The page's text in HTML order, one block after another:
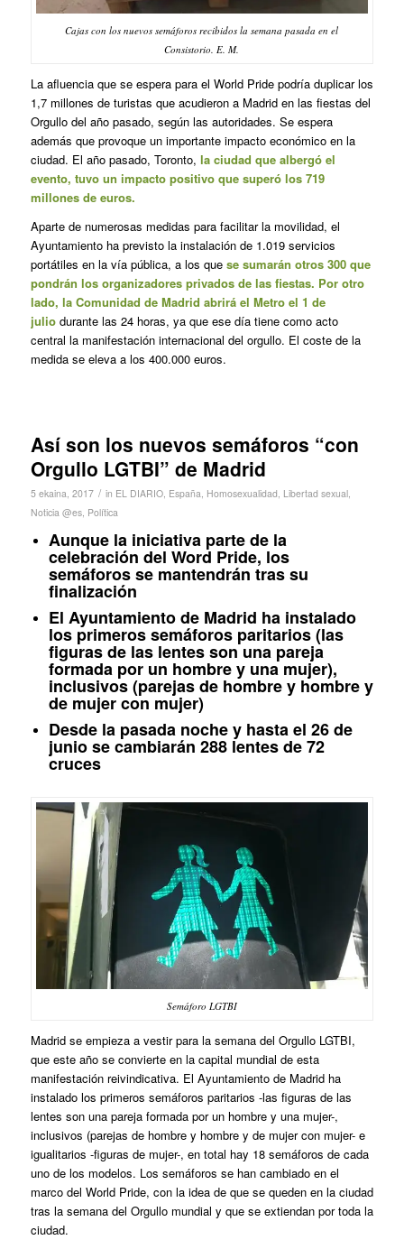
Cajas con los nuevos semáforos recibidos la semana pasada en el
Consistorio. E. M.
La afluencia que se espera para el World Pride podría duplicar los
1,7 millones de turistas que acudieron a Madrid en las fiestas del
Orgullo del año pasado, según las autoridades. Se espera
además que provoque un importante impacto económico en la
ciudad. El año pasado, Toronto, la ciudad que albergó el
evento, tuvo un impacto positivo que superó los 719
millones de euros.
Aparte de numerosas medidas para facilitar la movilidad, el
Ayuntamiento ha previsto la instalación de 1.019 servicios
portátiles en la vía pública, a los que se sumarán otros 300 que
pondrán los organizadores privados de las fiestas. Por otro
lado, la Comunidad de Madrid abrirá el Metro el 1 de
julio durante las 24 horas, ya que ese día tiene como acto
central la manifestación internacional del orgullo. El coste de la
medida se eleva a los 400.000 euros.
Así son los nuevos semáforos “con
Orgullo LGTBI” de Madrid
5 ekaina, 2017 / in EL DIARIO, España Homosexualidad Libertad sexual,
Noticia @es, Política
Aunque la iniciativa parte de la
celebración del Word Pride, los
semáforos se mantendrán tras su
finalización
El Ayuntamiento de Madrid ha instalado
los primeros semáforos paritarios (las
figuras de las lentes son una pareja
formada por un hombre y una mujer),
inclusivos (parejas de hombre y hombre y
de mujer con mujer)
Desde la pasada noche y hasta el 26 de
junio se cambiarán 288 lentes de 72
cruces
Semáforo LGTBI
Madrid se empieza a vestir para la semana del Orgullo LGTBI,
que este año se convierte en la capital mundial de esta
manifestación reivindicativa. El Ayuntamiento de Madrid ha
instalado los primeros semáforos paritarios -las figuras de las
lentes son una pareja formada por un hombre y una mujer-,
inclusivos (parejas de hombre y hombre y de mujer con mujer- e
igualitarios -figuras de mujer-, en total hay 18 semáforos de cada
uno de los modelos. Los semáforos se han cambiado en el
marco del World Pride, con la idea de que se queden en la ciudad
tras la semana del Orgullo mundial y que se extiendan por toda la
ciudad.